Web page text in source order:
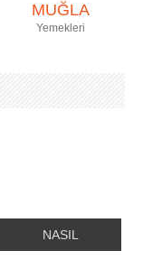
MUĞLA
Yemekleri
NASIL